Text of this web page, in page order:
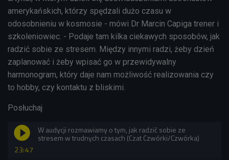
amerykańskich, którzy spędzali dużo czasu w
odosobnieniu w kosmosie - mówi Dr Marcin Capiga trener i
szkoleniowiec. - Podaje tam kilka ciekawych sposobów, jak
radzić sobie ze stresem. Między innymi radzi, żeby dzień
zaplanować i żeby wpisać go w przewidywalny
harmonogram, który daje nam możliwość realizowania czy
to hobby, czy kontaktu z bliskimi.
Posłuchaj
23:47
W audycji rozmawiamy o tym, jak radzić sobie ze
stresem w trudnych czasach (Czat Czwórki/Czwórka)